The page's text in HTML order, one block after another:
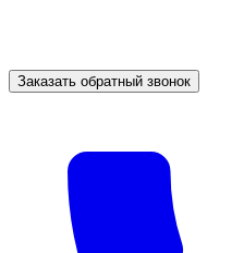
Заказать обратный звонок